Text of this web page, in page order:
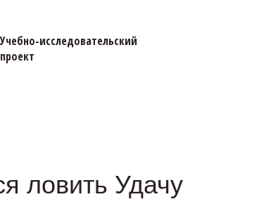
Учебно-исследовательский
проект
ловить Удачу